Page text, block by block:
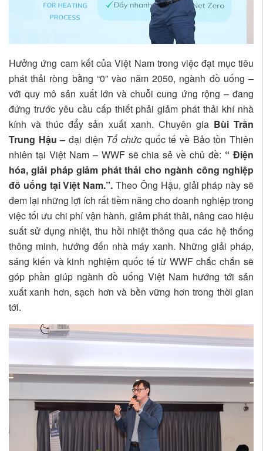
Hưởng ứng cam kết của Việt Nam trong việc đạt mục tiêu
phát thải ròng bằng “0” vào năm 2050, ngành đồ uống –
với quy mô sản xuất lớn và chuỗi cung ứng rộng – đang
đứng trước yêu cầu cấp thiết phải giảm phát thải khí nhà
kính và thúc đẩy sản xuất xanh. Chuyên gia Bùi Trần
Trung Hậu –đại diện Tổ chức quốc tế về Bảo tồn Thiên
nhiên tại Việt Nam – WWF sẽ chia sẻ về chủ đề: “ Điện
hóa, giải pháp giảm phát thải cho ngành công nghiệp
đồ uống tại Việt Nam.”.Theo Ông Hậu, giải pháp này sẽ
đem lại những lợi ích rất tiềm năng cho doanh nghiệp trong
việc tối ưu chi phí vận hành, giảm phát thải, nâng cao hiệu
suất sử dụng nhiệt, thu hồi nhiệt thông qua các hệ thống
thông minh, hướng đến nhà máy xanh. Những giải pháp,
sáng kiến và kinh nghiệm quốc tế từ WWF chắc chắn sẽ
góp phần giúp ngành đồ uống Việt Nam hướng tới sản
xuất xanh hơn, sạch hơn và bền vững hơn trong thời gian
tới.